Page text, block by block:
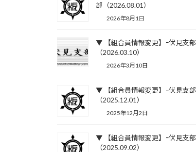
部（2026.08.01）
2026年8月1日
▼ 【組合員情報変更】ｰ伏見支部
（2026.03.10）
2026年3月10日
▼ 【組合員情報変更】ｰ伏見支部
（2025.12.01）
2025年12月2日
▼ 【組合員情報変更】ｰ伏見支部
（2025.09.02）